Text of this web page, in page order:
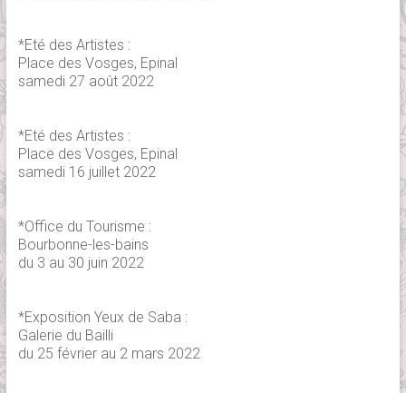
*Eté des Artistes :
Place des Vosges, Epinal
samedi 27 août 2022
*Eté des Artistes :
Place des Vosges, Epinal
samedi 16 juillet 2022
*Office du Tourisme :
Bourbonne-les-bains
du 3 au 30 juin 2022
*Exposition Yeux de Saba :
Galerie du Bailli
du 25 février au 2 mars 2022